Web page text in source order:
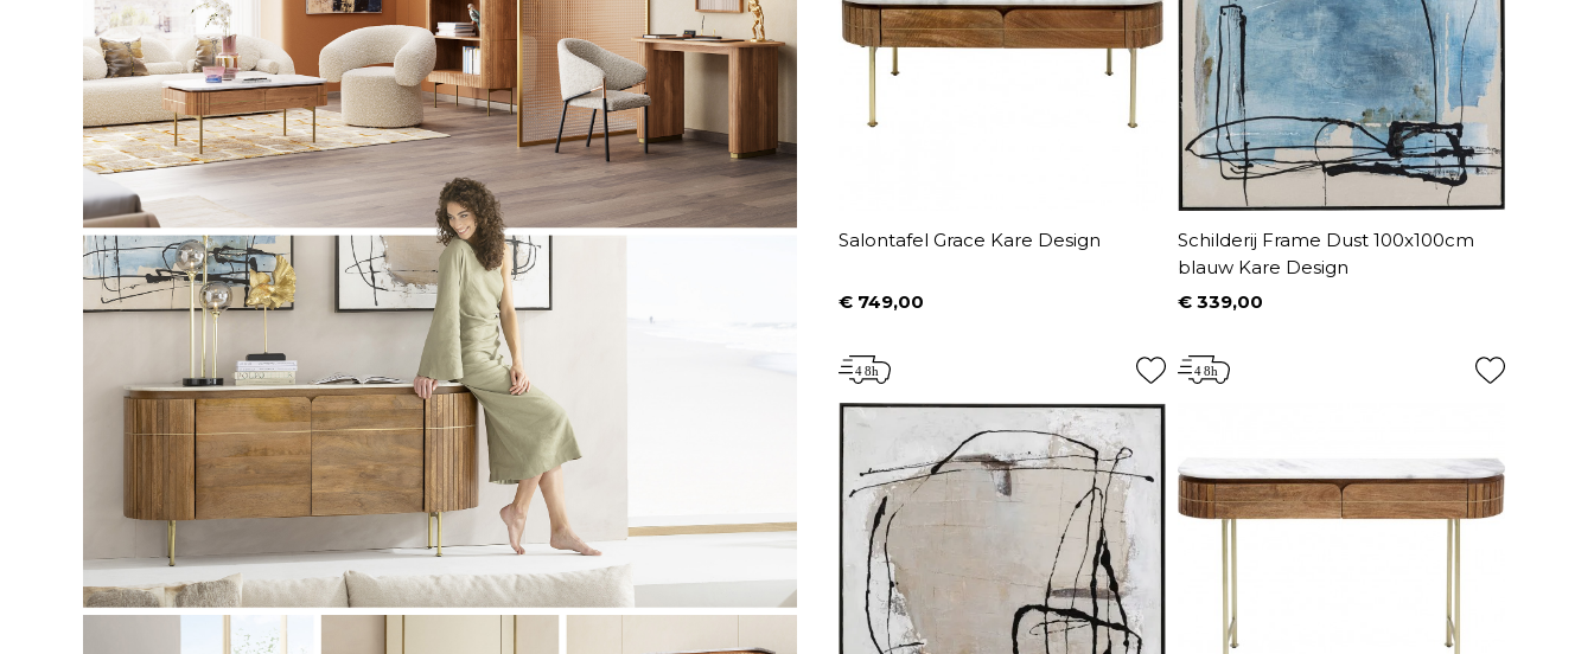
Salontafel Grace Kare Design
Prijs
€ 749,00
Schilderij Frame Dust 100x100cm
blauw Kare Design
Prijs
€ 339,00